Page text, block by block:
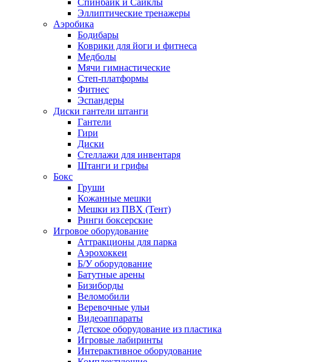
Спинбайк и Сайклы
Эллиптические тренажеры
Аэробика
Бодибары
Коврики для йоги и фитнеса
Медболы
Мячи гимнастические
Степ-платформы
Фитнес
Эспандеры
Диски гантели штанги
Гантели
Гири
Диски
Стеллажи для инвентаря
Штанги и грифы
Бокс
Груши
Кожанные мешки
Мешки из ПВХ (Тент)
Ринги боксерские
Игровое оборудование
Аттракционы для парка
Аэрохоккеи
Б/У оборудование
Батутные арены
Бизиборды
Веломобили
Веревочные ульи
Видеоаппараты
Детское оборудование из пластика
Игровые лабиринты
Интерактивное оборудование